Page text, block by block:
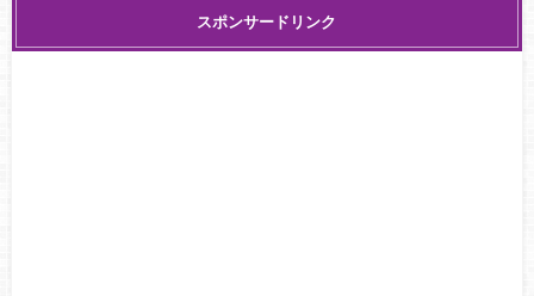
スポンサードリンク